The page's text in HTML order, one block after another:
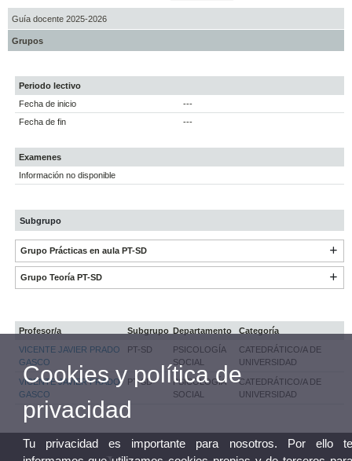
Guía docente 2025-2026
Grupos
Periodo lectivo
Fecha de inicio
---
Fecha de fin
---
Examenes
Información no disponible
Subgrupo
Grupo Prácticas en aula PT-SD
Grupo Teoría PT-SD
Profesor/a Subgrupo Departamento
Categoría
VICENTE JAVIER PRADO
GASCO
PT-SD
PSICOLOGÍA
SOCIAL
CATEDRÁTICO/A DE
UNIVERSIDAD
VICENTE JAVIER PRADO
GASCO
PT-SD
PSICOLOGÍA
SOCIAL
CATEDRÁTICO/A DE
UNIVERSIDAD
Cookies y política de
privacidad
Tu privacidad es importante para nosotros. Por ello